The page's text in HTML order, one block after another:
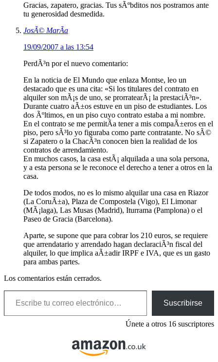
Gracias, zapatero, gracias. Tus sÃºbditos nos postramos ante
tu generosidad desmedida.
JosÃ© MarÃ­a
19/09/2007 a las 13:54
PerdÃ³n por el nuevo comentario:
En la noticia de El Mundo que enlaza Montse, leo un
destacado que es una cita: «Si los titulares del contrato en
alquiler son mÃ¡s de uno, se prorratearÃ¡ la prestaciÃ³n».
Durante cuatro aÃ±os estuve en un piso de estudiantes. Los
dos Ãºltimos, en un piso cuyo contrato estaba a mi nombre.
En el contrato se me permitÃ­a tener a mis compaÃ±eros en el
piso, pero sÃ³lo yo figuraba como parte contratante. No sÃ©
si Zapatero o la ChacÃ³n conocen bien la realidad de los
contratos de arrendamiento.
En muchos casos, la casa estÃ¡ alquilada a una sola persona,
y a esta persona se le reconoce el derecho a tener a otros en la
casa.
De todos modos, no es lo mismo alquilar una casa en Riazor
(La CoruÃ±a), Plaza de Compostela (Vigo), El Limonar
(MÃ¡laga), Las Musas (Madrid), Iturrama (Pamplona) o el
Paseo de Gracia (Barcelona).
Aparte, se supone que para cobrar los 210 euros, se requiere
que arrendatario y arrendado hagan declaraciÃ³n fiscal del
alquiler, lo que implica aÃ±adir IRPF e IVA, que es un gasto
para ambas partes.
Los comentarios están cerrados.
Escribe tu correo electrónico…
Suscribirse
Únete a otros 16 suscriptores